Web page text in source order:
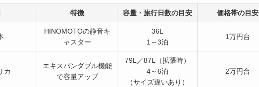
特徴 容量・旅行日数の目安 価格帯の目安
HINOMOTOの静音キ
ャスター
36L
1～3泊
1万円台
カ
エキスパンダブル機能
で容量アップ
79L／87L（拡張時）
4～6泊
（サイズ違いあり）
2万円台